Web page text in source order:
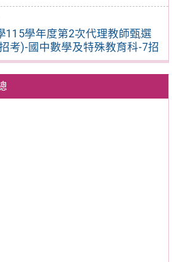
115學年度第2次代理教師甄選
考)-國中數學及特殊教育科-7招